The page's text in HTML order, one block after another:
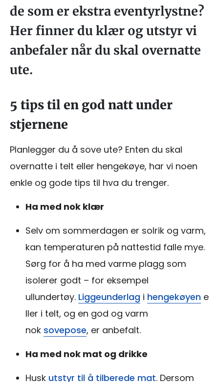
de som er ekstra eventyrlystne?
Her finner du klær og utstyr vi
anbefaler når du skal overnatte
ute.
5 tips til en god natt under
stjernene
Planlegger du å sove ute? Enten du skal
overnatte i telt eller hengekøye, har vi noen
enkle og gode tips til hva du trenger.
Ha med nok klær
Selv om sommerdagen er solrik og varm,
kan temperaturen på nattestid falle mye.
Sørg for å ha med varme plagg som
isolerer godt – for eksempel
ullundertøy. Liggeunderlag i hengekøyen e
ller i telt, og en god og varm
nok sovepose, er anbefalt.
Ha med nok mat og drikke
Husk utstyr til å tilberede mat. Dersom